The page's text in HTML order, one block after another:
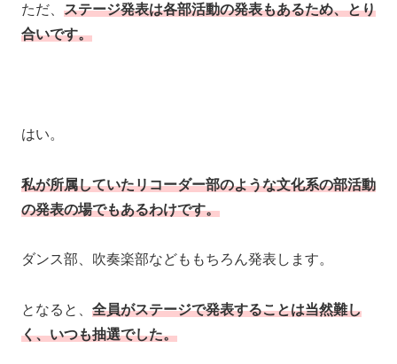
ただ、 ステージ発表は各部活動の発表もあるため、とり
合いです。
はい。
私が所属していたリコーダー部のような文化系の部活動
の発表の場でもあるわけです。
ダンス部、吹奏楽部などももちろん発表します。
となると、 全員がステージで発表することは当然難し
く、いつも抽選でした。